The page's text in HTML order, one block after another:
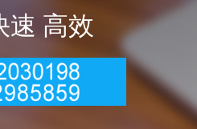
速 高效